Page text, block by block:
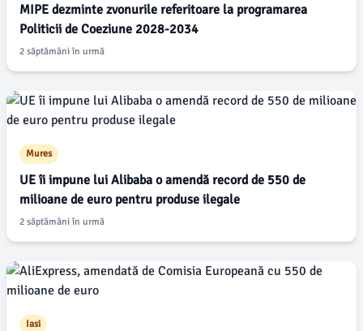
MIPE dezminte zvonurile referitoare la programarea
Politicii de Coeziune 2028-2034
2 săptămâni în urmă
Mures
UE îi impune lui Alibaba o amendă record de 550 de
milioane de euro pentru produse ilegale
2 săptămâni în urmă
Iasi